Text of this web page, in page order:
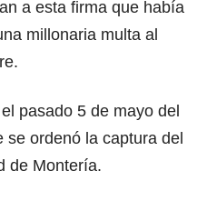
a esta firma que había
millonaria multa al
pasado 5 de mayo del
se ordenó la captura del
de Montería.